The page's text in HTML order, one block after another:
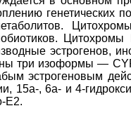
генетических
Цитохромы
эстрогенов,
три изоформы —
эстрогеновым
15а-, 6а- и 4-
Е2.